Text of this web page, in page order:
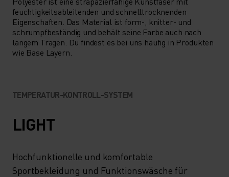
feuchtigkeitsableitenden und schnelltrocknenden
Eigenschaften. Das Material ist form-, knitter- und
schrumpfbeständig und behält seine Farbe auch nach
langem Tragen. Du findest es bei uns häufig in Produkten
wie Base Layern.
TEMPERATUR-KONTROLL-SYSTEM
LIGHT
Hochfunktionelle und komfortable
Sportbekleidung und Funktionswäsche für